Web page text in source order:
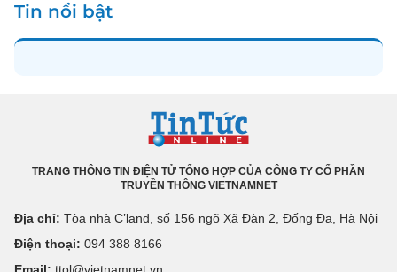
Tin nổi bật
TRANG THÔNG TIN ĐIỆN TỬ TỔNG HỢP CỦA CÔNG TY CỔ PHẦN
TRUYỀN THÔNG VIETNAMNET
Địa chỉ: Tòa nhà C’land, số 156 ngõ Xã Đàn 2, Đống Đa, Hà Nội
Điện thoại: 094 388 8166